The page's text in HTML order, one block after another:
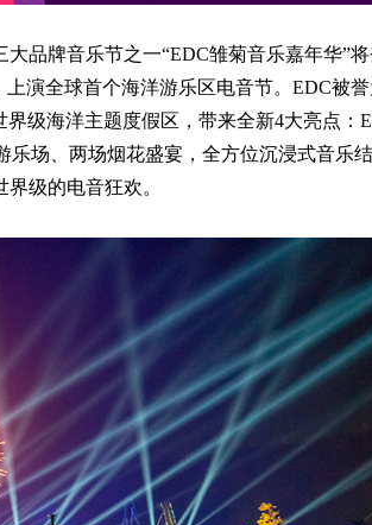
品牌音乐节之一“EDC雏菊音乐嘉年华”
演全球首个海洋游乐区电音节。EDC被
级海洋主题度假区，带来全新4大亮点：
场、两场烟花盛宴，全方位沉浸式音乐
级的电音狂欢。